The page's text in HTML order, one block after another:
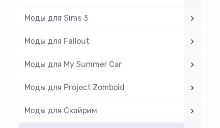
Моды для Sims 3
Моды для Fallout
Моды для My Summer Car
Моды для Project Zomboid
Моды для Скайрим